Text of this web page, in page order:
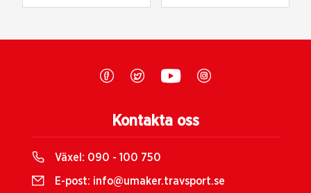
Kontakta oss
Växel: 090 - 100 750
E-post: info@umaker.travsport.se